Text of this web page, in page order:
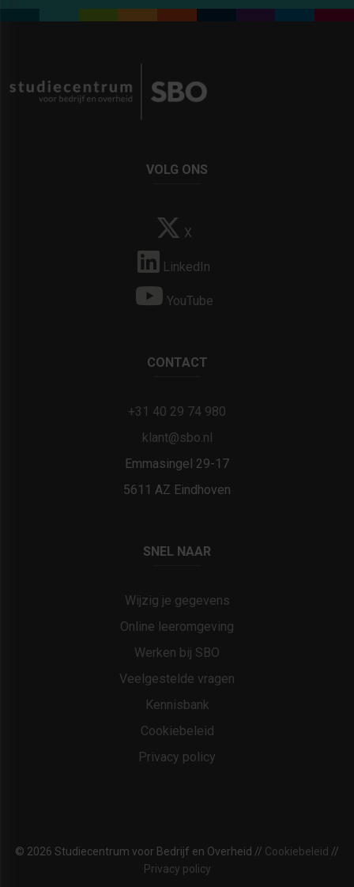
VOLG ONS
X
LinkedIn
YouTube
CONTACT
+31 40 29 74 980
klant@sbo.nl
Emmasingel 29-17
5611 AZ Eindhoven
SNEL NAAR
Wijzig je gegevens
Online leeromgeving
Werken bij SBO
Veelgestelde vragen
Kennisbank
Cookiebeleid
Privacy policy
© 2026 Studiecentrum voor Bedrijf en Overheid // Cookiebeleid //
Privacy policy